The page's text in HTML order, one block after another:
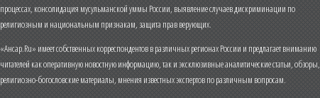
процессах, консолидация мусульманской уммы России, выявление случаев дискриминации по
религиозным и национальным признакам, защита прав верующих.
«Ансар.Ru» имеет собственных корреспондентов в различных регионах России и предлагает вниманию
читателей как оперативную новостную информацию, так и эксклюзивные аналитические статьи, обзоры,
религиозно-богословские материалы, мнения известных экспертов по различным вопросам.